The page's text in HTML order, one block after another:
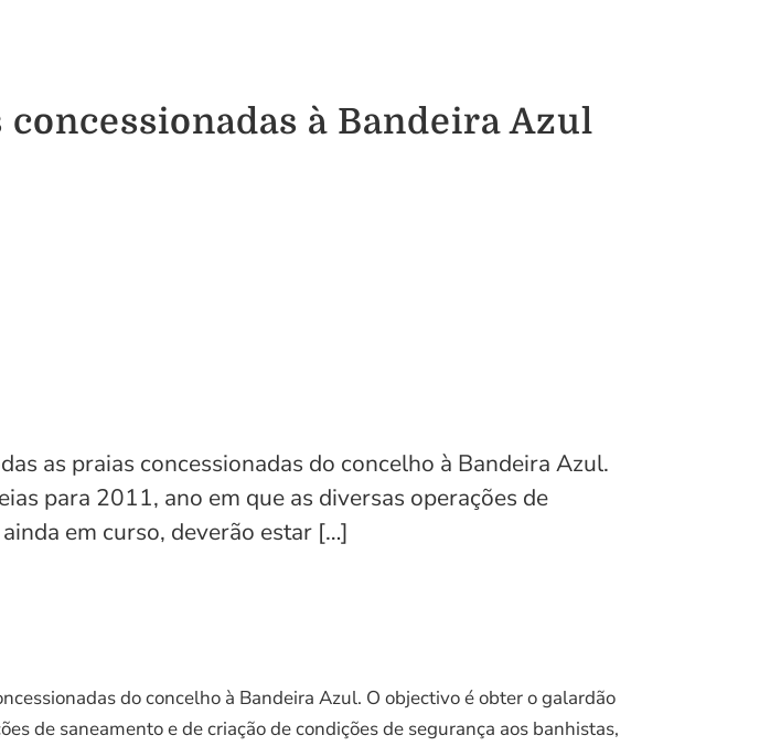
à Bandeira Azul
as praias concessionadas do concelho à Bandeira Azul.
para 2011, ano em que as diversas operações de
em curso, deverão estar […]
do concelho à Bandeira Azul. O objectivo é obter o galardão
de saneamento e de criação de condições de segurança aos banhistas,